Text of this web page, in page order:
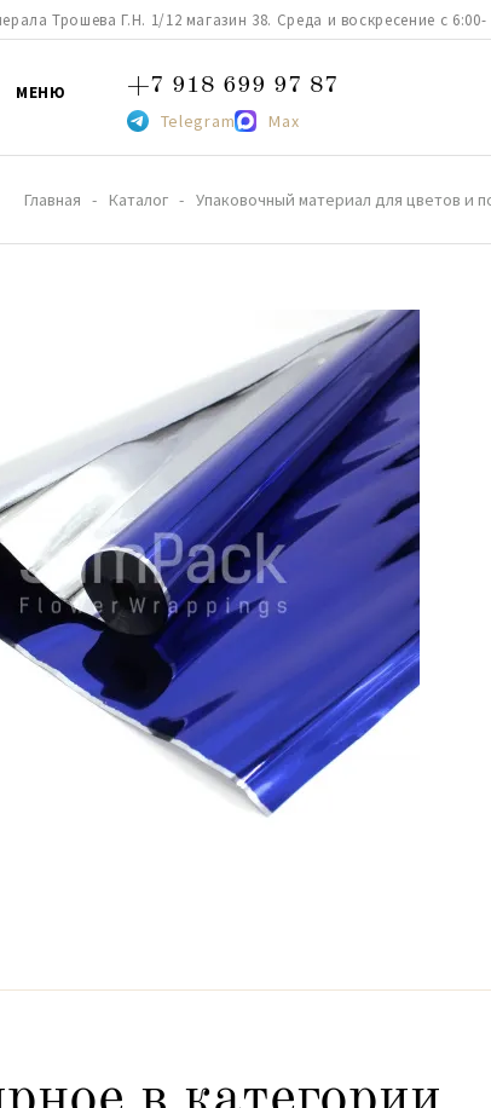
Трошева Г.Н. 1/12 магазин 38. Среда и воскресение с
МЕНЮ +7 918 699 97 87
Telegram Max
Главная Каталог Упаковочный материал для цветов и